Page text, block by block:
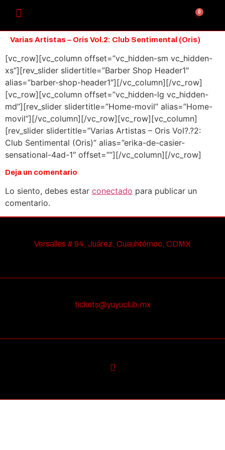
0
Varias Artistas – Oris Vol​.​2: Club Sentimental (Oris)
[vc_row][vc_column offset=”vc_hidden-sm vc_hidden-
xs”][rev_slider slidertitle=”Barber Shop Header1″
alias=”barber-shop-header1″][/vc_column][/vc_row]
[vc_row][vc_column offset=”vc_hidden-lg vc_hidden-
md”][rev_slider slidertitle=”Home-movil” alias=”Home-
movil”][/vc_column][/vc_row][vc_row][vc_column]
[rev_slider slidertitle=”Varias Artistas – Oris Vol?.?2:
Club Sentimental (Oris)” alias=”erika-de-casier-
sensational-4ad-1″ offset=””][/vc_column][/vc_row]
Deja un comentario
Lo siento, debes estar conectado para publicar un
comentario.
Versalles # 94, Juárez, Cuauhtémoc, CDMX
tickets@yuyuclub.mx